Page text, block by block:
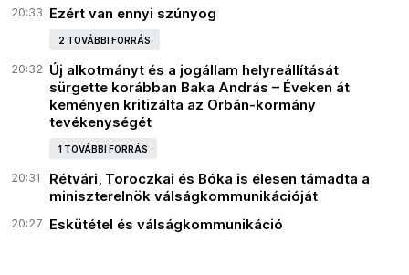
20:33 Ezért van ennyi szúnyog
2 TOVÁBBI FORRÁS
20:32 Új alkotmányt és a jogállam helyreállítását
sürgette korábban Baka András – Éveken át
keményen kritizálta az Orbán-kormány
tevékenységét
1 TOVÁBBI FORRÁS
20:31
Rétvári, Toroczkai és Bóka is élesen támadta a
miniszterelnök válságkommunikációját
20:27 Eskütétel és válságkommunikáció